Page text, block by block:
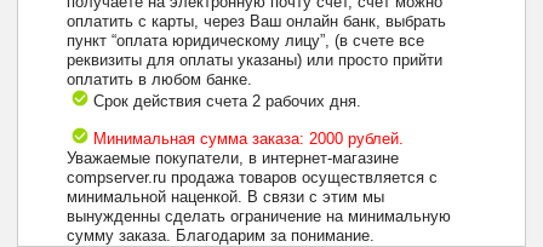
оплатить с карты, через Ваш онлайн банк, выбрать
пункт “оплата юридическому лицу”, (в счете все
реквизиты для оплаты указаны) или просто прийти
оплатить в любом банке.
Срок действия счета 2 рабочих дня.
Минимальная сумма заказа: 2000 рублей.
Уважаемые покупатели, в интернет-магазине
compserver.ru продажа товаров осуществляется с
минимальной наценкой. В связи с этим мы
вынужденны сделать ограничение на минимальную
сумму заказа. Благодарим за понимание.
+7 (495) 223-13-47